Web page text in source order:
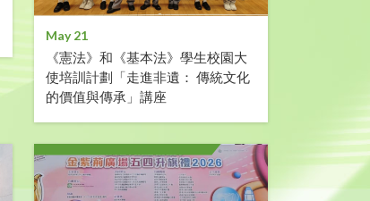
May 21
《憲法》和《基本法》學生校園大
使培訓計劃「走進非遺： 傳統文化
的價值與傳承」講座